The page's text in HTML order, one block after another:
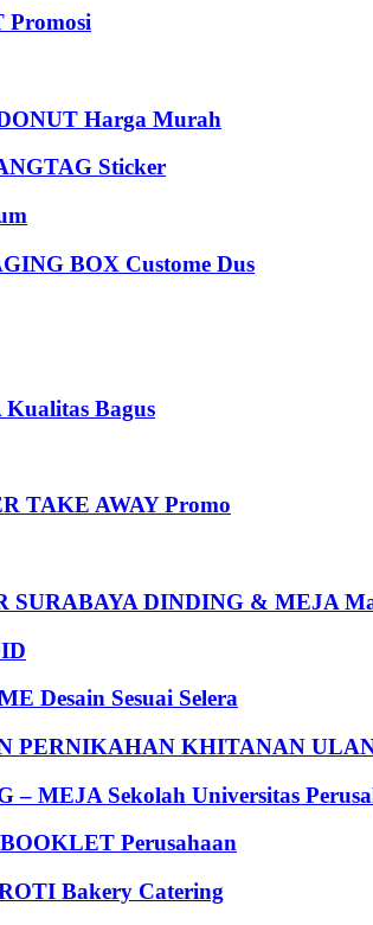
Promosi
Harga Murah
Sticker
BOX Custome Dus
Bagus
TAKE AWAY Promo
SURABAYA DINDING & MEJA
Desain Sesuai Selera
PERNIKAHAN KHITANAN
MEJA Sekolah Universitas
Perusahaan
Bakery Catering